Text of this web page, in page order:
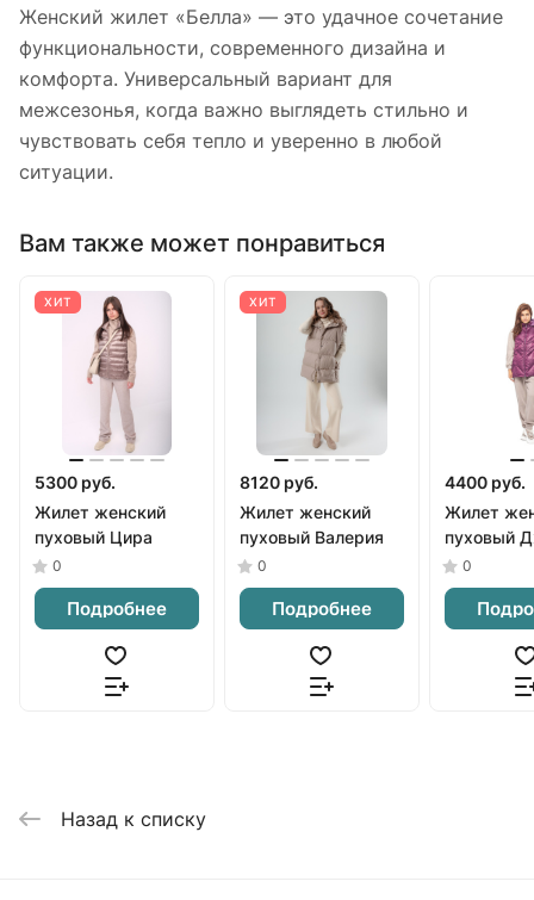
Женский жилет «Белла» — это удачное сочетание
функциональности, современного дизайна и
комфорта. Универсальный вариант для
межсезонья, когда важно выглядеть стильно и
чувствовать себя тепло и уверенно в любой
ситуации.
Вам также может понравиться
ХИТ
5300 руб.
Жилет женский
пуховый Цира
0
Подробнее
ХИТ
8120 руб.
Жилет женский
пуховый Валерия
0
Подробнее
4400 руб.
Жилет
пуховый
0
Назад к списку